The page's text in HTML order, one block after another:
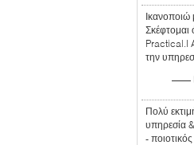
Σκέφτομαι
Practical.I
την
——
Πολύ
υπηρεσία
-